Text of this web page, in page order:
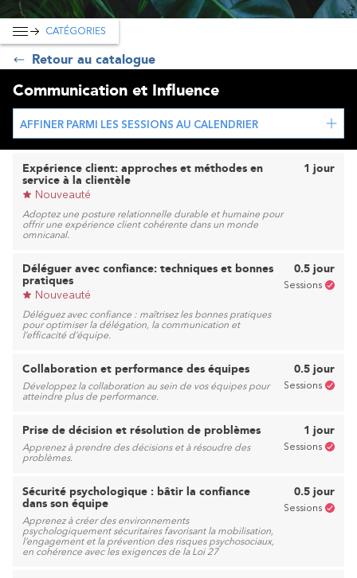
Retour au catalogue
CATÉGORIES
Communication et Influence
AFFINER PARMI LES SESSIONS AU CALENDRIER
Expérience client: approches et méthodes en
service à la clientèle
Nouveauté
Adoptez une posture relationnelle durable et humaine pour
offrir une expérience client cohérente dans un monde
omnicanal.
1 jour
Déléguer avec confiance: techniques et bonnes
pratiques
Nouveauté
Déléguez avec confiance : maîtrisez les bonnes pratiques
pour optimiser la délégation, la communication et
l’efficacité d’équipe.
0.5 jour
Sessions
Collaboration et performance des équipes
Développez la collaboration au sein de vos équipes pour
atteindre plus de performance.
0.5 jour
Sessions
Prise de décision et résolution de problèmes
Apprenez à prendre des décisions et à résoudre des
problèmes.
1 jour
Sessions
Sécurité psychologique : bâtir la confiance
dans son équipe
Apprenez à créer des environnements
psychologiquement sécuritaires favorisant la mobilisation,
l’engagement et la prévention des risques psychosociaux,
en cohérence avec les exigences de la Loi 27
0.5 jour
Sessions